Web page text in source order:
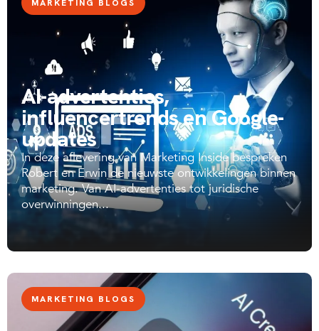
MARKETING BLOGS
AI-advertenties,
influencertrends en Google-
updates
In deze aflevering van Marketing Inside bespreken
Robert en Erwin de nieuwste ontwikkelingen binnen
marketing. Van AI-advertenties tot juridische
overwinningen...
MARKETING BLOGS